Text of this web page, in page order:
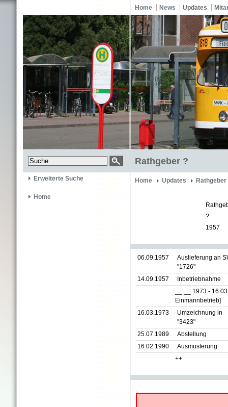
Home News Updates
Rathgeber ?
Erweiterte Suche
Home
Home Updates Rathgeber
?
1957
06.09.1957
Auslieferung an
"1726"
14.09.1957
Inbetriebnahme
__.__.1973 -
Einmannbetrieb]
16.03.1973
Umzeichnung in
"3423"
25.07.1989
Abstellung
16.02.1990
Ausmusterung
++